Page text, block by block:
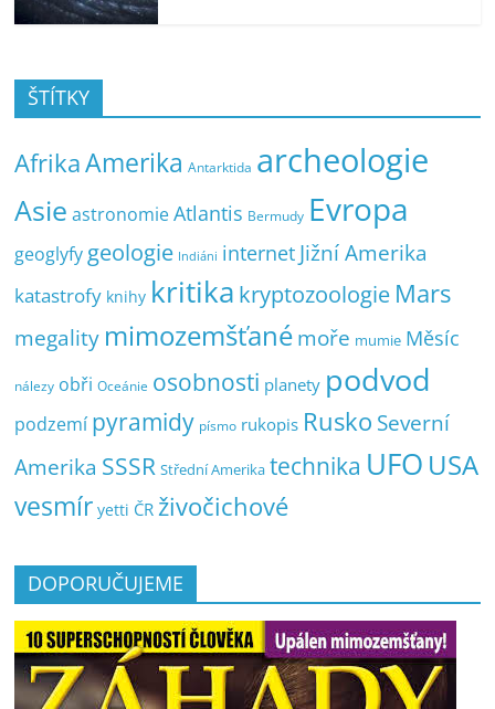
ŠTÍTKY
AfrikaAmerika Antarktida archeologie
Asie astronomie Atlantis Bermudy Evropa
geoglyfy geologie Indiáni internet Jižní Amerika
katastrofy knihy kritika kryptozoologie Mars
megality mimozemšťanémoře mumie Měsíc
nálezy obři Oceánie osobnosti planety podvod
podzemí pyramidy písmo rukopis Rusko Severní
Amerika SSSR Střední Amerika technika UFO USA
vesmír yetti ČR živočichové
DOPORUČUJEME